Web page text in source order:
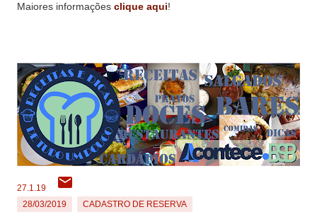
Maiores informações clique aqui!
27.1.19
28/03/2019
CADASTRO DE RESERVA